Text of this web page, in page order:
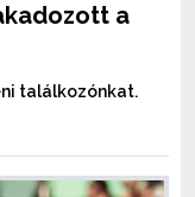
a
találkozónkat.